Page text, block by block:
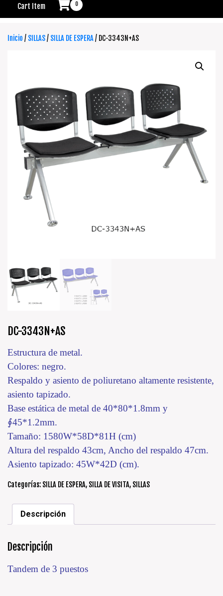
Cart Item 0
Inicio / SILLAS/ SILLA DE ESPERA/ DC-3343N+AS
DC-3343N+AS
Estructura de metal.
Colores: negro.
Respaldo y asiento de poliuretano altamente resistente,
asiento tapizado.
Base estática de metal de 40*80*1.8mm y
∮45*1.2mm.
Tamaño: 1580W*58D*81H (cm)
Altura del respaldo 43cm, Ancho del respaldo 47cm.
Asiento tapizado: 45W*42D (cm).
Categorías: SILLA DE ESPERA, SILLA DE VISITA, SILLAS
Descripción
Descripción
Tandem de 3 puestos